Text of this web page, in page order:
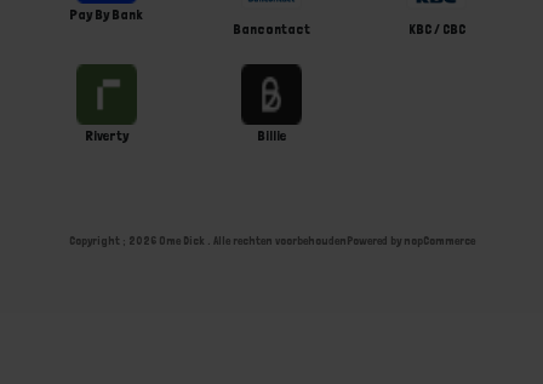
Pay By Bank
Bancontact
KBC / CBC
Riverty Billie
Copyright ; 2026 Ome Dick . Alle rechten voorbehoudenPowered by nopCommerce